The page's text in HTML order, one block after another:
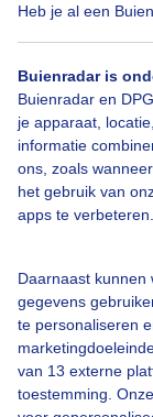
Heb je al een
Buienradar is
Buienradar en
je apparaat,
informatie
ons, zoals
het gebruik van
apps te verbeteren.
Daarnaast kunnen
gegevens
te personaliseren
van 13 externe
toestemming.
Bekijk slideshow